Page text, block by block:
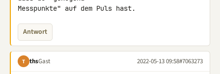
Messpunkte" auf dem Puls hast.
Antwort
T thsGast 2022-05-13 09:58#7063273